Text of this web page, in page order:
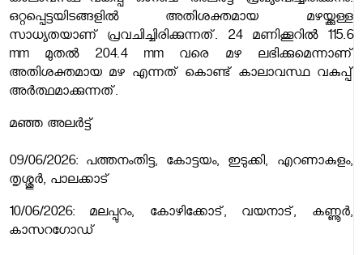
ഒറ്റപ്പെട്ടയിടങ്ങളിൽ അതിശക്തമായ മഴയ്ക്കുള്ള
സാധ്യതയാണ് പ്രവചിച്ചിരിക്കുന്നത്. 24 മണിക്കൂറിൽ 115.6
mm മുതൽ 204.4 mm വരെ മഴ ലഭിക്കുമെന്നാണ്
അതിശക്തമായ മഴ എന്നത് കൊണ്ട് കാലാവസ്ഥ വകുപ്പ്
അർത്ഥമാക്കുന്നത്.
മഞ്ഞ അലർട്ട്
09/06/2026: പത്തനംതിട്ട, കോട്ടയം, ഇടുക്കി, എറണാകുളം,
തൃശ്ശൂർ, പാലക്കാട്
10/06/2026: മലപ്പുറം, കോഴിക്കോട്, വയനാട്, കണ്ണൂർ,
കാസറഗോഡ്